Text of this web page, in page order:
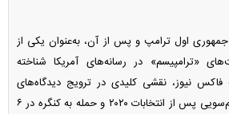
اول ترامپ و پس از آن، به‌عنوان یکی از
«ترامپیسم» در رسانه‌های آمریکا شناخته
نیوز، نقشی کلیدی در ترویج دیدگاه‌های
ترامپ ایفا کرد. اوج این هم‌سویی پس از انتخابات ۲۰۲۰ و حمله به کنگره در ۶